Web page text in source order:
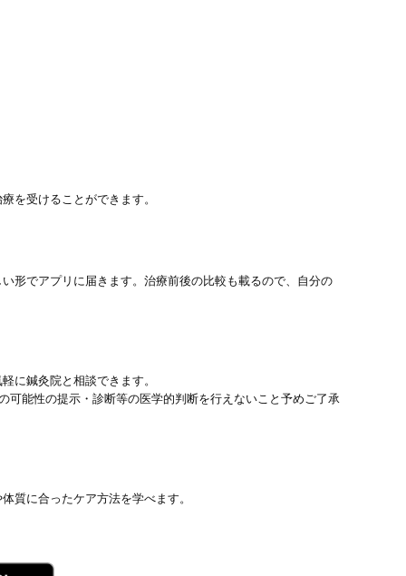
を受けることができます。
形でアプリに届きます。治療前後の比較も載るので、自分の
に鍼灸院と相談できます。
能性の提示・診断等の医学的判断を行えないこと予めご了承
質に合ったケア方法を学べます。